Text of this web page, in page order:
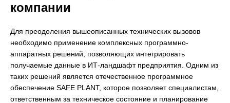
компании
Для преодоления вышеописанных технических вызовов
необходимо применение комплексных программно-
аппаратных решений, позволяющих интегрировать
получаемые данные в ИТ-ландшафт предприятия. Одним из
таких решений является отечественное программное
обеспечение SAFE PLANT, которое позволяет специалистам,
ответственным за техническое состояние и планирование